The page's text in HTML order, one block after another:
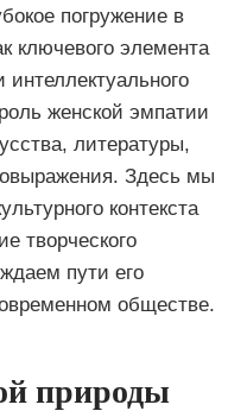
погружение в
ключевого элемента
интеллектуального
женской эмпатии
литературы,
Здесь мы
контекста
творческого
пути его
обществе.
природы